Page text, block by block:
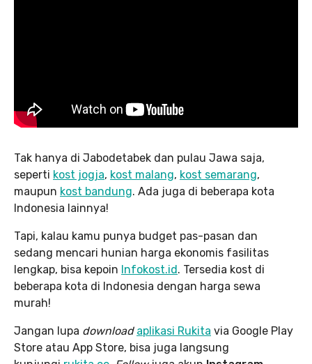
Tak hanya di Jabodetabek dan pulau Jawa saja,
seperti kost jogja, kost malang, kost semarang,
maupun kost bandung. Ada juga di beberapa kota
Indonesia lainnya!
Tapi, kalau kamu punya budget pas-pasan dan
sedang mencari hunian harga ekonomis fasilitas
lengkap, bisa kepoin Infokost.id. Tersedia kost di
beberapa kota di Indonesia dengan harga sewa
murah!
Jangan lupa download aplikasi Rukita via Google Play
Store atau App Store, bisa juga langsung